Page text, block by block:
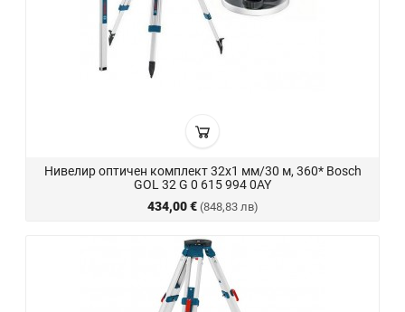
Нивелир оптичен комплект 32x1 мм/30 м, 360* Bosch
GOL 32 G 0 615 994 0AY
434,00 € (848,83 лв)